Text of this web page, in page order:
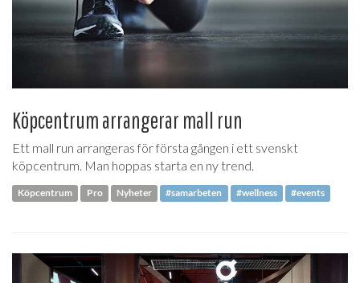
Köpcentrum arrangerar mall run
Ett mall run arrangeras för första gången i ett svenskt
köpcentrum. Man hoppas starta en ny trend.
Köpcentrum Pro Nyheter #samarbeten #wellness #events